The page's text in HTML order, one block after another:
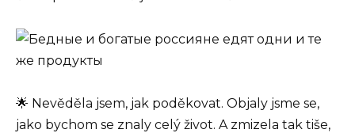
🌟 Nevěděla jsem, jak poděkovat. Objaly jsme se,
jako bychom se znaly celý život. A zmizela tak tiše,